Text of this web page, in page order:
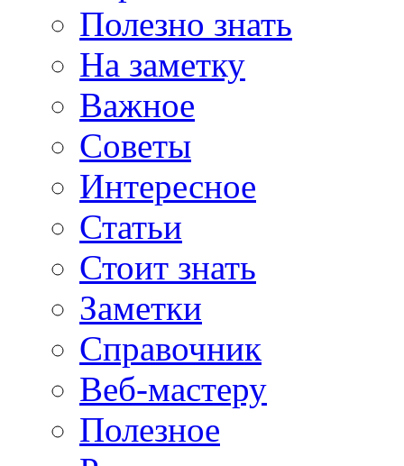
Полезно знать
На заметку
Важное
Советы
Интересное
Статьи
Стоит знать
Заметки
Справочник
Веб-мастеру
Полезное